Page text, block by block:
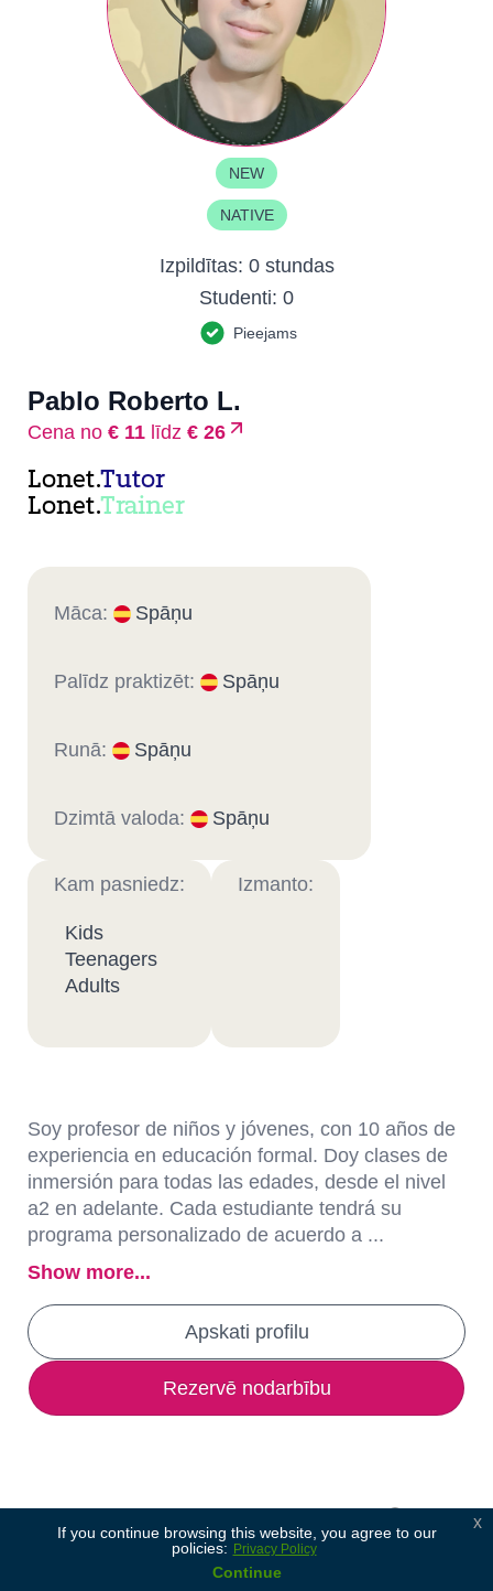
NEW
NATIVE
Izpildītas: 0 stundas
Studenti: 0
Pieejams
Pablo Roberto L.
Cena no € 11 līdz € 26
Lonet.Tutor
Lonet.Trainer
Māca: Spāņu
Palīdz praktizēt: Spāņu
Runā: Spāņu
Dzimtā valoda: Spāņu
Kam pasniedz:
Kids
Teenagers
Adults
Izmanto:
Soy profesor de niños y jóvenes, con 10 años de
experiencia en educación formal. Doy clases de
inmersión para todas las edades, desde el nivel
a2 en adelante. Cada estudiante tendrá su
programa personalizado de acuerdo a ...
Show more...
Apskati profilu
Rezervē nodarbību
If you continue browsing this website, you agree to our
policies: Privacy Policy
Continue
x